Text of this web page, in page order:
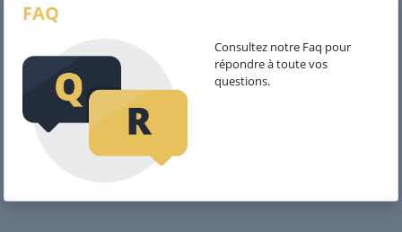
FAQ
Consultez notre Faq pour
répondre à toute vos
questions.